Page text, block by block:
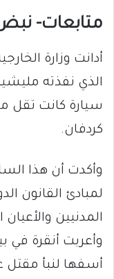
متابعات-
أدانت وزارة
الذي نفذته
سيارة كانت تقل
كردفان.
وأكدت أن هذا
لمبادئ القانون
المدنيين والأعيان
وأعربت أنقرة في
أسفها لنبأ مقتل